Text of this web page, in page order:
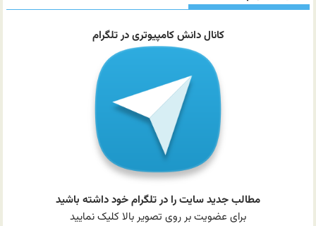
کانال دانش کامپیوتری در تلگرام
مطالب جدید سایت را در تلگرام خود داشته باشید
برای عضویت بر روی تصویر بالا کلیک نمایید